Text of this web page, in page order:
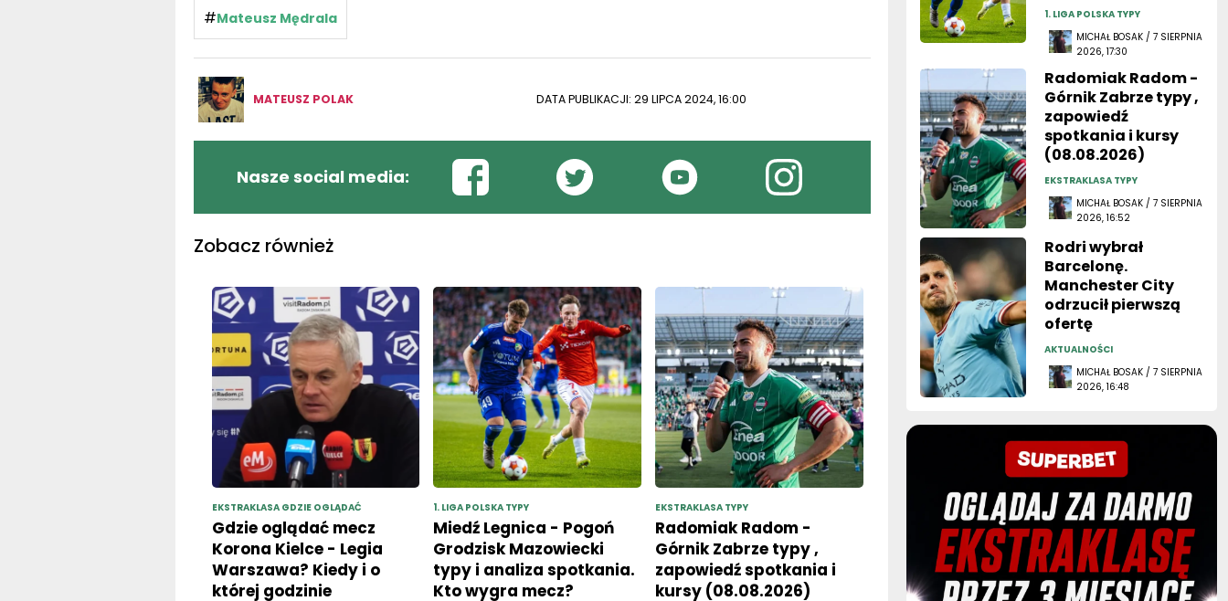
#Mateusz Mędrala
MATEUSZ POLAK DATA PUBLIKACJI: 29 LIPCA 2024, 16:00
Nasze social media:
Zobacz również
EKSTRAKLASA GDZIE OGLĄDAĆ
Gdzie oglądać mecz
Korona Kielce - Legia
Warszawa? Kiedy i o
której godzinie
1. LIGA POLSKA TYPY
Miedź Legnica - Pogoń
Grodzisk Mazowiecki
typy i analiza spotkania.
Kto wygra mecz?
EKSTRAKLASA TYPY
Radomiak Radom -
Górnik Zabrze typy ,
zapowiedź spotkania i
kursy (08.08.2026)
1. LIGA POLSKA TYPY
MICHAŁ BOSAK / 7 SIERPNIA
2026, 17:30
Radomiak Radom -
Górnik Zabrze typy ,
zapowiedź
spotkania i kursy
(08.08.2026)
EKSTRAKLASA TYPY
MICHAŁ BOSAK / 7 SIERPNIA
2026, 16:52
Rodri wybrał
Barcelonę.
Manchester City
odrzucił pierwszą
ofertę
AKTUALNOŚCI
MICHAŁ BOSAK / 7 SIERPNIA
2026, 16:48